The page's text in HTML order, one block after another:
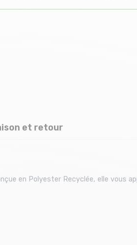
et retour
en Polyester Recyclée, elle vous